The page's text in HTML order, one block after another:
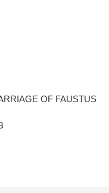
OF FAUSTUS